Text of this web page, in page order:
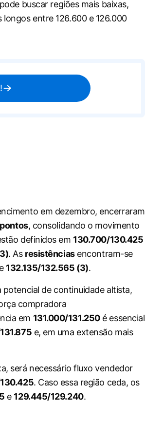
buscar regiões mais baixas,
entre 126.600 e 126.000
em dezembro, encerraram
, consolidando o movimento
definidos em 130.700/130.425
. As resistênciasencontram-se
e 132.135/132.565 (3).
de continuidade altista,
compradora
em 131.000/131.250é essencial
e, em uma extensão mais
será necessário fluxo vendedor
. Caso essa região ceda, os
e 129.445/129.240.